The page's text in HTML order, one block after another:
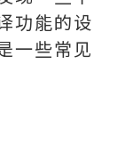
功能的设
一些常见